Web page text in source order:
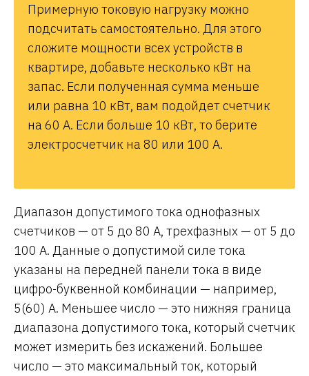
Примерную токовую нагрузку можно
подсчитать самостоятельно. Для этого
сложите мощности всех устройств в
квартире, добавьте несколько кВт на
запас. Если полученная сумма меньше
или равна 10 кВт, вам подойдет счетчик
на 60 А. Если больше 10 кВт, то берите
электросчетчик на 80 или 100 А.
Диапазон допустимого тока однофазных
счетчиков — от 5 до 80 А, трехфазных — от 5 до
100 А. Данные о допустимой силе тока
указаны на передней панели тока в виде
цифро-буквенной комбинации — например,
5(60) А. Меньшее число — это нижняя граница
диапазона допустимого тока, который счетчик
может измерить без искажений. Большее
число — это максимальный ток, который